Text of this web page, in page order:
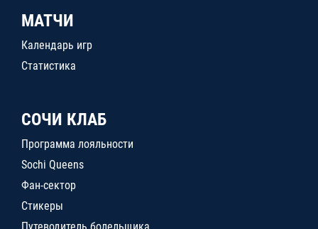
МАТЧИ
Календарь игр
Статистика
СОЧИ КЛАБ
Программа лояльности
Sochi Queens
Фан-сектор
Стикеры